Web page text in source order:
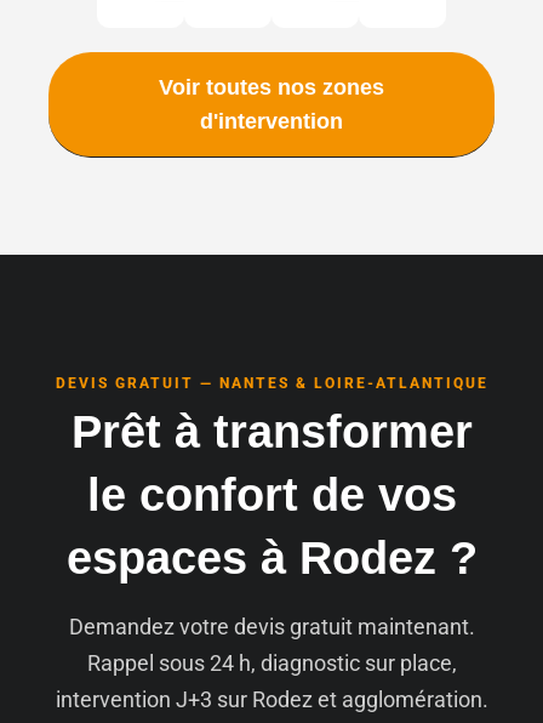
Voir toutes nos zones
d'intervention
DEVIS GRATUIT — NANTES & LOIRE-ATLANTIQUE
Prêt à transformer
le confort de vos
espaces à Rodez ?
Demandez votre devis gratuit maintenant.
Rappel sous 24 h, diagnostic sur place,
intervention J+3 sur Rodez et agglomération.